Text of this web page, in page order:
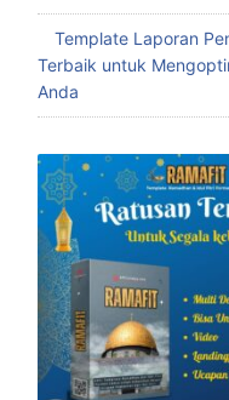
Template Laporan
Terbaik untuk
Anda